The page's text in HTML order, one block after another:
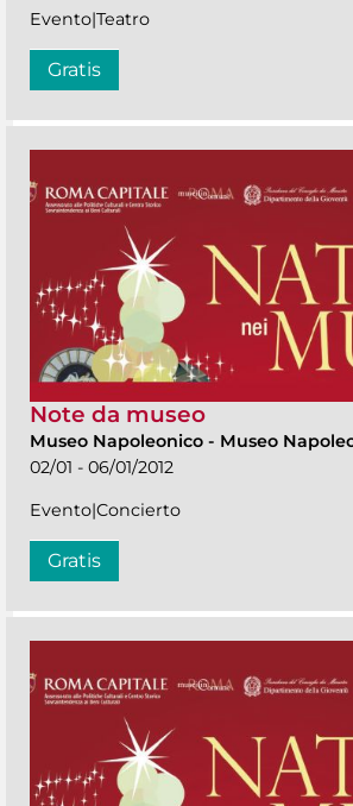
Evento|Teatro
Gratis
Note da museo
Museo Napoleonico - Museo
02/01 - 06/01/2012
Evento|Concierto
Gratis